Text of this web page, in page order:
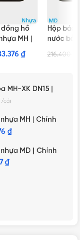
đồng hồ
MH |
Hòa
₫
Hộp bảo
nước
216.400
XK DN15 |
cái
MH | Chính
₫
MD | Chính
₫